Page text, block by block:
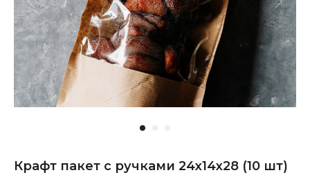
Крафт пакет с ручками 24х14х28 (10 шт)